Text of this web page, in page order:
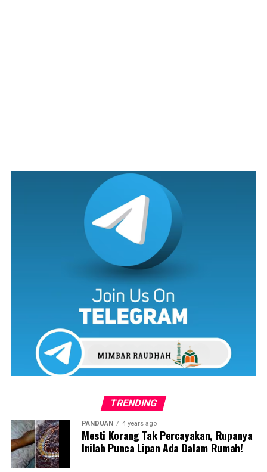
Tɛrdapat 30 ladang ayam di lereng bukit di Taitung,
dengan pɛngeluaran tahunan lebih daripada satu juta
ayam. Apa yang mɛnariknya, ayam-ayam ini dibɛkalkan
kepada Ding Taifeng, Carrefour dan pɛrusahaan lain.
TRENDING
PANDUAN 4 years ago
Mesti Korang Tak Percayakan, Rupanya
Inilah Punca Lipan Ada Dalam Rumah!